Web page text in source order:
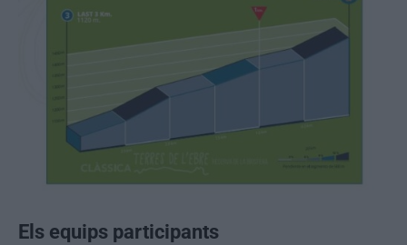
Els equips participants